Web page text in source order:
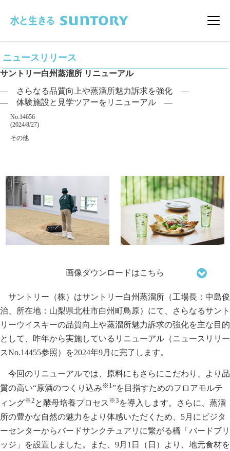
メ
ニュースリリース
サントリー白州蒸溜所 リニューアル
― さらなる品質向上や蒸溜所魅力訴求を強化 ―
― 体験施設と見学ツアーをリニューアル ―
掲載番号
No.14656
掲載日
(2024/8/27)
カテゴリー
その他
画像ダウンロードはこちら
サントリー（株）はサントリー白州蒸溜所（工場長：中島俊
治、所在地：山梨県北杜市白州町鳥原）にて、さらなるサント
リーウイスキーの品質向上や蒸溜所魅力訴求の強化を主な目的
として、昨年から実施しているリニューアル（ニュースリリー
スNo.14455参照 ）を2024年9月に完了します。
今回のリニューアルでは、原料にもさらにこだわり、より品
質の高い“原酒のつくり込み ※1”を目指すためのフロアモルテ
ィング※2 と酵母培養プロセス ※3 を導入します。さらに、蒸溜
所の豊かな自然の魅力をより体感いただくため、5月にビジタ
ーセンターからバードサンクチュアリに繋がる橋「バードブリ
ッジ」を設置しました。また、9月1日（日）より、地元食材を